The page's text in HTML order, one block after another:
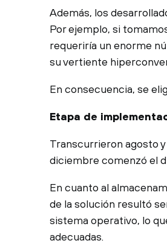
Además, los
Por ejemplo, si
requeriría un enorme
su vertiente
En consecuencia, se
Etapa de
Transcurrieron agosto
diciembre comenzó el
En cuanto al
de la solución resultó
sistema operativo, lo
adecuadas.